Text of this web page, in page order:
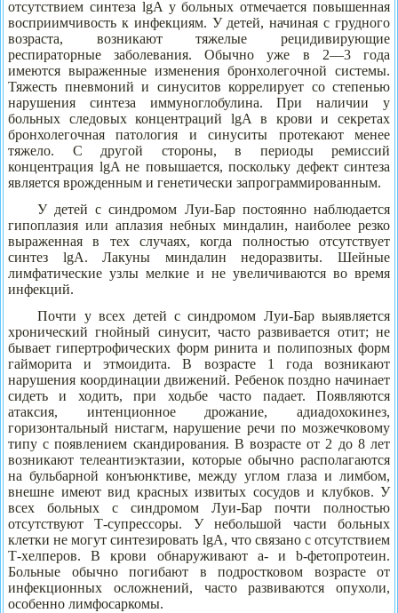
отсутствием синтеза lgA у больных отмечается повышенная
восприимчивость к инфекциям. У детей, начиная с грудного
возраста, возникают тяжелые рецидивирующие
респираторные заболевания. Обычно уже в 2—3 года
имеются выраженные изменения бронхолегочной системы.
Тяжесть пневмоний и синуситов коррелирует со степенью
нарушения синтеза иммуноглобулина. При наличии у
больных следовых концентраций lgA в крови и секретах
бронхолегочная патология и синуситы протекают менее
тяжело. С другой стороны, в периоды ремиссий
концентрация lgA не повышается, поскольку дефект синтеза
является врожденным и генетически запрограммированным.
У детей с синдромом Луи-Бар постоянно наблюдается
гипоплазия или аплазия небных миндалин, наиболее резко
выраженная в тех случаях, когда полностью отсутствует
синтез lgA. Лакуны миндалин недоразвиты. Шейные
лимфатические узлы мелкие и не увеличиваются во время
инфекций.
Почти у всех детей с синдромом Луи-Бар выявляется
хронический гнойный синусит, часто развивается отит; не
бывает гипертрофических форм ринита и полипозных форм
гайморита и этмоидита. В возрасте 1 года возникают
нарушения координации движений. Ребенок поздно начинает
сидеть и ходить, при ходьбе часто падает. Появляются
атаксия, интенционное дрожание, адиадохокинез,
горизонтальный нистагм, нарушение речи по мозжечковому
типу с появлением скандирования. В возрасте от 2 до 8 лет
возникают телеантиэктазии, которые обычно располагаются
на бульбарной конъюнктиве, между углом глаза и лимбом,
внешне имеют вид красных извитых сосудов и клубков. У
всех больных с синдромом Луи-Бар почти полностью
отсутствуют Т-супрессоры. У небольшой части больных
клетки не могут синтезировать lgA, что связано с отсутствием
Т-хелперов. В крови обнаруживают a-иb-фетопротеин.
Больные обычно погибают в подростковом возрасте от
инфекционных осложнений, часто развиваются опухоли,
особенно лимфосаркомы.